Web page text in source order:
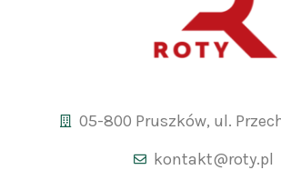
05-800 Pruszków, ul.
kontakt@roty.pl